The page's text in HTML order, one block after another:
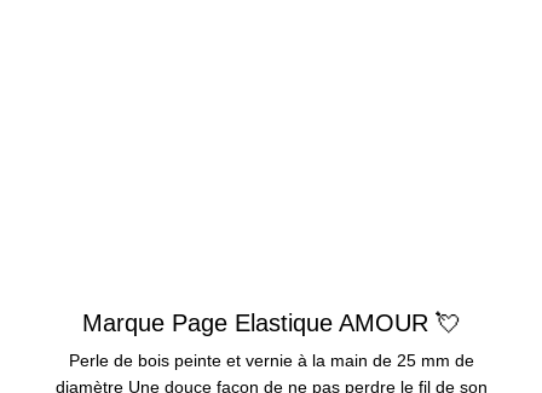
Marque Page Elastique AMOUR 💘
Perle de bois peinte et vernie à la main de 25 mm de
diamètre Une douce façon de ne pas perdre le fil de son